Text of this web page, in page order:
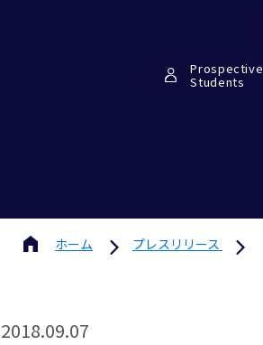
Prospective
Students
ホーム プレスリリース
2018.09.07